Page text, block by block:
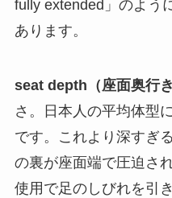
fully extended」のよう
あります。
seat depth（座面奥行き
さ。日本人の平均体型
です。これより深すぎ
の裏が座面端で圧迫さ
使用で足のしびれを引